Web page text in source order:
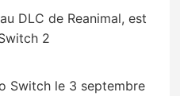
DLC de Reanimal, est
2
Switch le 3 septembre